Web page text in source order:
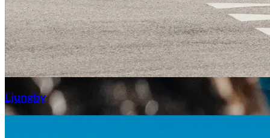
Aixiam
Ljungby